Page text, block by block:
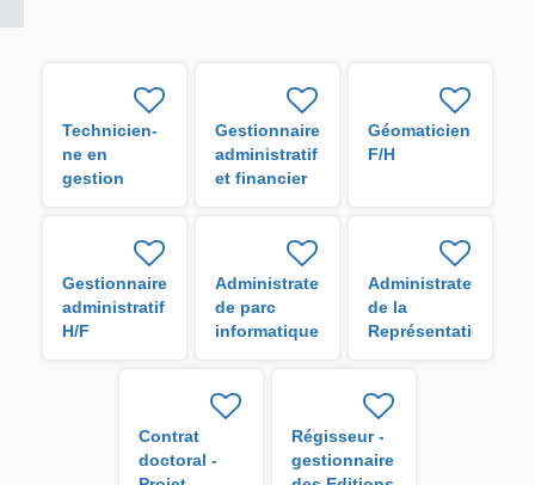
Technicien-
ne en
gestion
Gestionnaire
administratif
et financier
Géomaticien
F/H
Gestionnaire
administratif
H/F
Administrateur
de parc
informatique
Administrateur
de la
Représentation
Contrat
doctoral -
Régisseur -
gestionnaire